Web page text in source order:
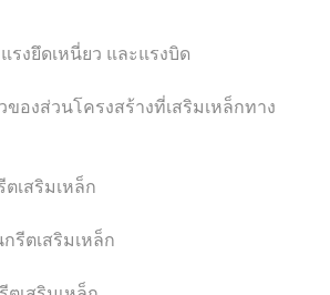
รงยึดเหนี่ยว และแรงบิด
องส่วนโครงสร้างที่เสริมเหล็กทาง
เสริมเหล็ก
รีตเสริมเหล็ก